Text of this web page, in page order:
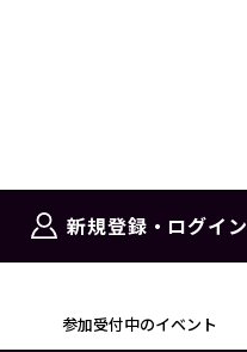
新規登録・ログイン
参加受付中のイベント